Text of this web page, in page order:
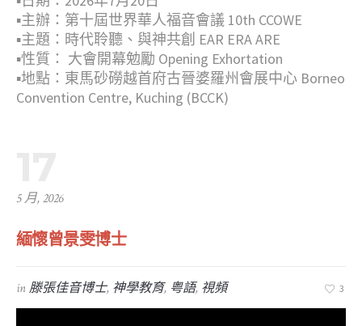
▪︎主辦：第十屆世界華人福音會議 10th CCOWE
▪︎主題：時代聆聽、與神共創 EAR ERA ARE
▪︎性質： 大會開幕勉勵 Opening Exhortation
▪︎地點：東馬砂磱越首府古晉婆羅州會展中心 Borneo
Convention Centre, Kuching (BCCK)
5 月, 2026
緬懷曾景雯博士
in滕張佳音博士, 神學教育, 粤語, 視頻 3